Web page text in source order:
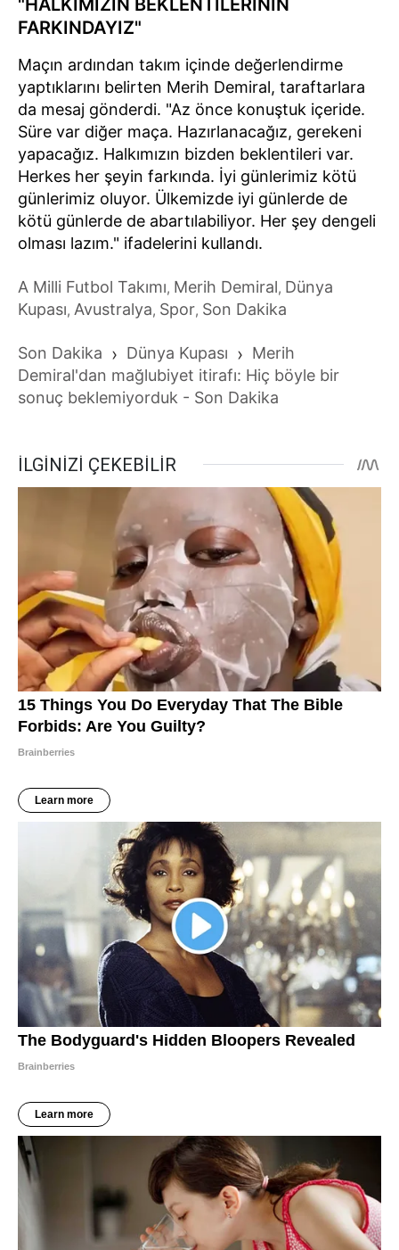
FARKINDAYIZ"
Maçın ardından takım içinde değerlendirme
yaptıklarını belirten Merih Demiral, taraftarlara
da mesaj gönderdi. "Az önce konuştuk içeride.
Süre var diğer maça. Hazırlanacağız, gerekeni
yapacağız. Halkımızın bizden beklentileri var.
Herkes her şeyin farkında. İyi günlerimiz kötü
günlerimiz oluyor. Ülkemizde iyi günlerde de
kötü günlerde de abartılabiliyor. Her şey dengeli
olması lazım." ifadelerini kullandı.
A Milli Futbol Takımı, Merih Demiral, Dünya
Kupası, Avustralya, Spor, Son Dakika
Son Dakika › Dünya Kupası › Merih
Demiral'dan mağlubiyet itirafı: Hiç böyle bir
sonuç beklemiyorduk - Son Dakika